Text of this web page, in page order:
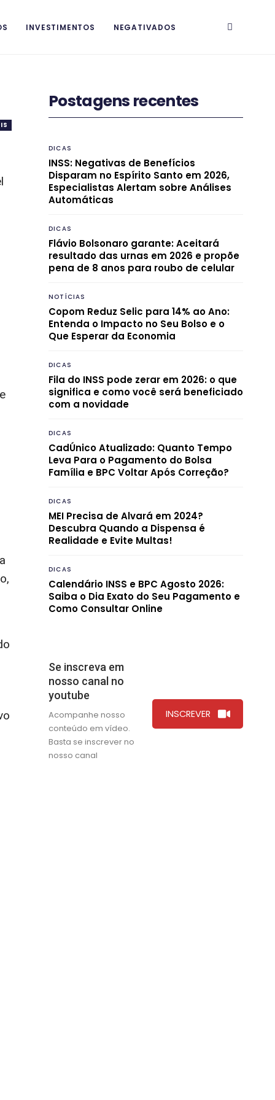
INVESTIMENTOS NEGATIVADOS
Postagens recentes
DICAS
INSS: Negativas de Benefícios
Disparam no Espírito Santo em 2026,
Especialistas Alertam sobre Análises
Automáticas
DICAS
Flávio Bolsonaro garante: Aceitará
resultado das urnas em 2026 e propõe
pena de 8 anos para roubo de celular
NOTÍCIAS
Copom Reduz Selic para 14% ao Ano:
Entenda o Impacto no Seu Bolso e o
Que Esperar da Economia
DICAS
Fila do INSS pode zerar em 2026: o que
significa e como você será beneficiado
com a novidade
DICAS
CadÚnico Atualizado: Quanto Tempo
Leva Para o Pagamento do Bolsa
Família e BPC Voltar Após Correção?
DICAS
MEI Precisa de Alvará em 2024?
Descubra Quando a Dispensa é
Realidade e Evite Multas!
DICAS
Calendário INSS e BPC Agosto 2026:
Saiba o Dia Exato do Seu Pagamento e
Como Consultar Online
Se inscreva em
nosso canal no
youtube
Acompanhe nosso
conteúdo em vídeo.
Basta se inscrever no
nosso canal
INSCREVER